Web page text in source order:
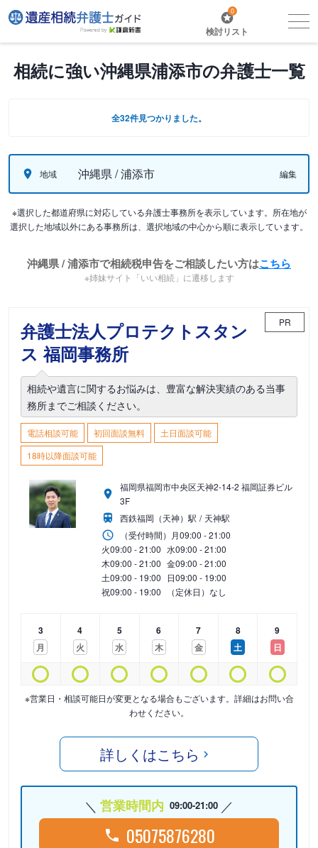
0
検討リスト
相続に強い沖縄県浦添市の弁護士一覧
全32件見つかりました。
地域 沖縄県 / 浦添市 編集
※選択した都道府県に対応している弁護士事務所を表示しています。所在地が
選択した地域以外にある事務所は、選択地域の中心から順に表示しています。
沖縄県 / 浦添市で相続税申告をご相談したい方はこちら
※姉妹サイト「いい相続」に遷移します
弁護士法人プロテクトスタン
ス 福岡事務所
PR
相続や遺言に関するお悩みは、豊富な解決実績のある当事
務所までご相談ください。
電話相談可能 初回面談無料
土日面談可能
18時以降面談可能
福岡県福岡市中央区天神2-14-2 福岡証券ビル
3F
西鉄福岡（天神）駅
天神駅
（受付時間） 月09:00 - 21:00
火09:00 - 21:00 水09:00 - 21:00
木09:00 - 21:00 金09:00 - 21:00
土09:00 - 19:00 日09:00 - 19:00
祝09:00 - 19:00 （定休日）なし
3
月
4
火
5
水
6
木
7
金
8
土
9
日
※営業日・相談可能日が変更となる場合もございます。詳細はお問い合
わせください。
詳しくはこちら
営業時間内 09:00-21:00
05075876280